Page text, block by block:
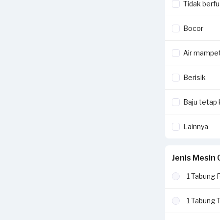
Jika ada
Selengkapnya
Sejasa.
Dengan
detail cara
Tidak
Bocor
Air
Berisik
Baju tetap
Lainnya
Jenis Mesin
1 Tabung
1 Tabung